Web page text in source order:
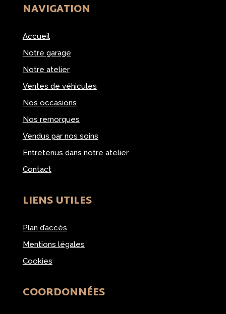
NAVIGATION
Accueil
Notre garage
Notre atelier
Ventes de véhicules
Nos occasions
Nos remorques
Vendus par nos soins
Entretenus dans notre atelier
Contact
LIENS UTILES
Plan d’accès
Mentions légales
Cookies
COORDONNÉES